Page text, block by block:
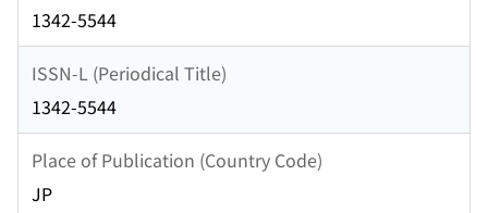
1342-5544
ISSN-L (Periodical Title)
1342-5544
Place of Publication (Country Code)
JP